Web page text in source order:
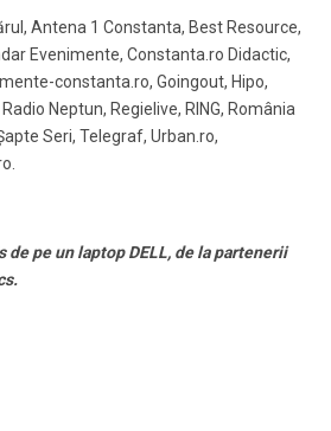
Antena 1 Constanta, Best Resource,
Evenimente, Constanta.ro Didactic,
constanta.ro, Goingout, Hipo,
Neptun, Regielive, RING, România
Seri, Telegraf, Urban.ro,
de pe un laptop DELL, de la partenerii